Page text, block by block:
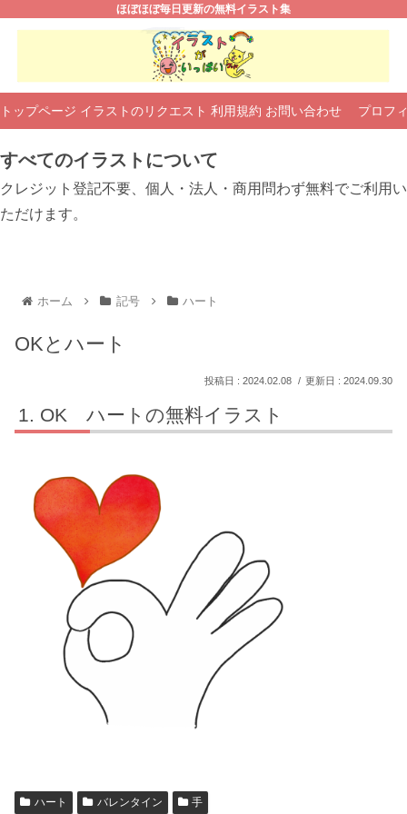
ほぼほぼ毎日更新の無料イラスト集
トップページ イラストのリクエスト 利用規約 お問い合わせ プロフ
すべてのイラストについて
クレジット登記不要、個人・法人・商用問わず無料でご利用い
ただけます。
ホーム 記号 ハート
OKとハート
2024.02.08 2024.09.30
OK ハートの無料イラスト
ハート バレンタイン 手